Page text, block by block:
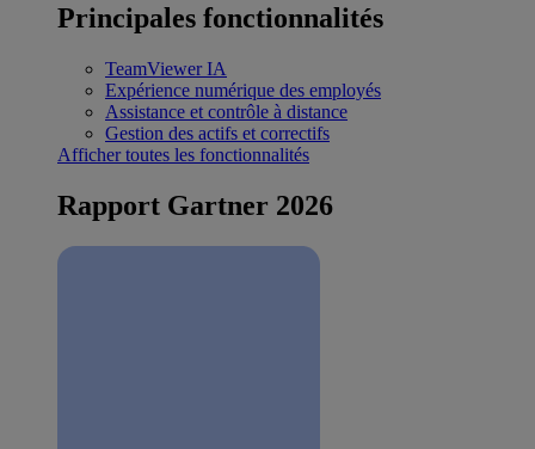
Principales fonctionnalités
TeamViewer IA
Expérience numérique des employés
Assistance et contrôle à distance
Gestion des actifs et correctifs
Afficher toutes les fonctionnalités
Rapport Gartner 2026